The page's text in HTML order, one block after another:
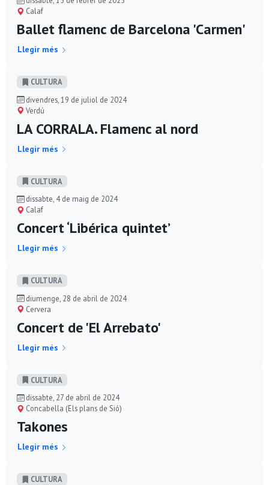
Calaf
Ballet flamenc de Barcelona 'Carmen'
Llegir més
CULTURA
divendres, 19 de juliol de 2024
Verdú
LA CORRALA. Flamenc al nord
Llegir més
CULTURA
dissabte, 4 de maig de 2024
Calaf
Concert ‘Libérica quintet’
Llegir més
CULTURA
diumenge, 28 de abril de 2024
Cervera
Concert de 'El Arrebato'
Llegir més
CULTURA
dissabte, 27 de abril de 2024
Concabella (Els plans de Sió)
Takones
Llegir més
CULTURA